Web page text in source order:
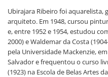
Ubirajara Ribeiro foi aquarelista,
arquiteto. Em 1948, cursou
e, entre 1952 e 1954, estudou
2000) e Waldemar da Costa
pela Universidade Mackenzie,
Salvador e frequentou o curso
(1923) na Escola de Belas Artes